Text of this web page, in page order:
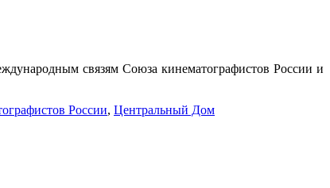
связям Союза кинематографистов России и
России, Центральный Дом